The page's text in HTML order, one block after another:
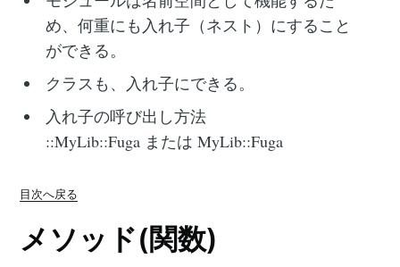
め、何重にも入れ子（ネスト）にすること
ができる。
クラスも、入れ子にできる。
入れ子の呼び出し方法‌‌
::MyLib::Fuga または MyLib::Fuga
目次へ戻る
メソッド(関数)